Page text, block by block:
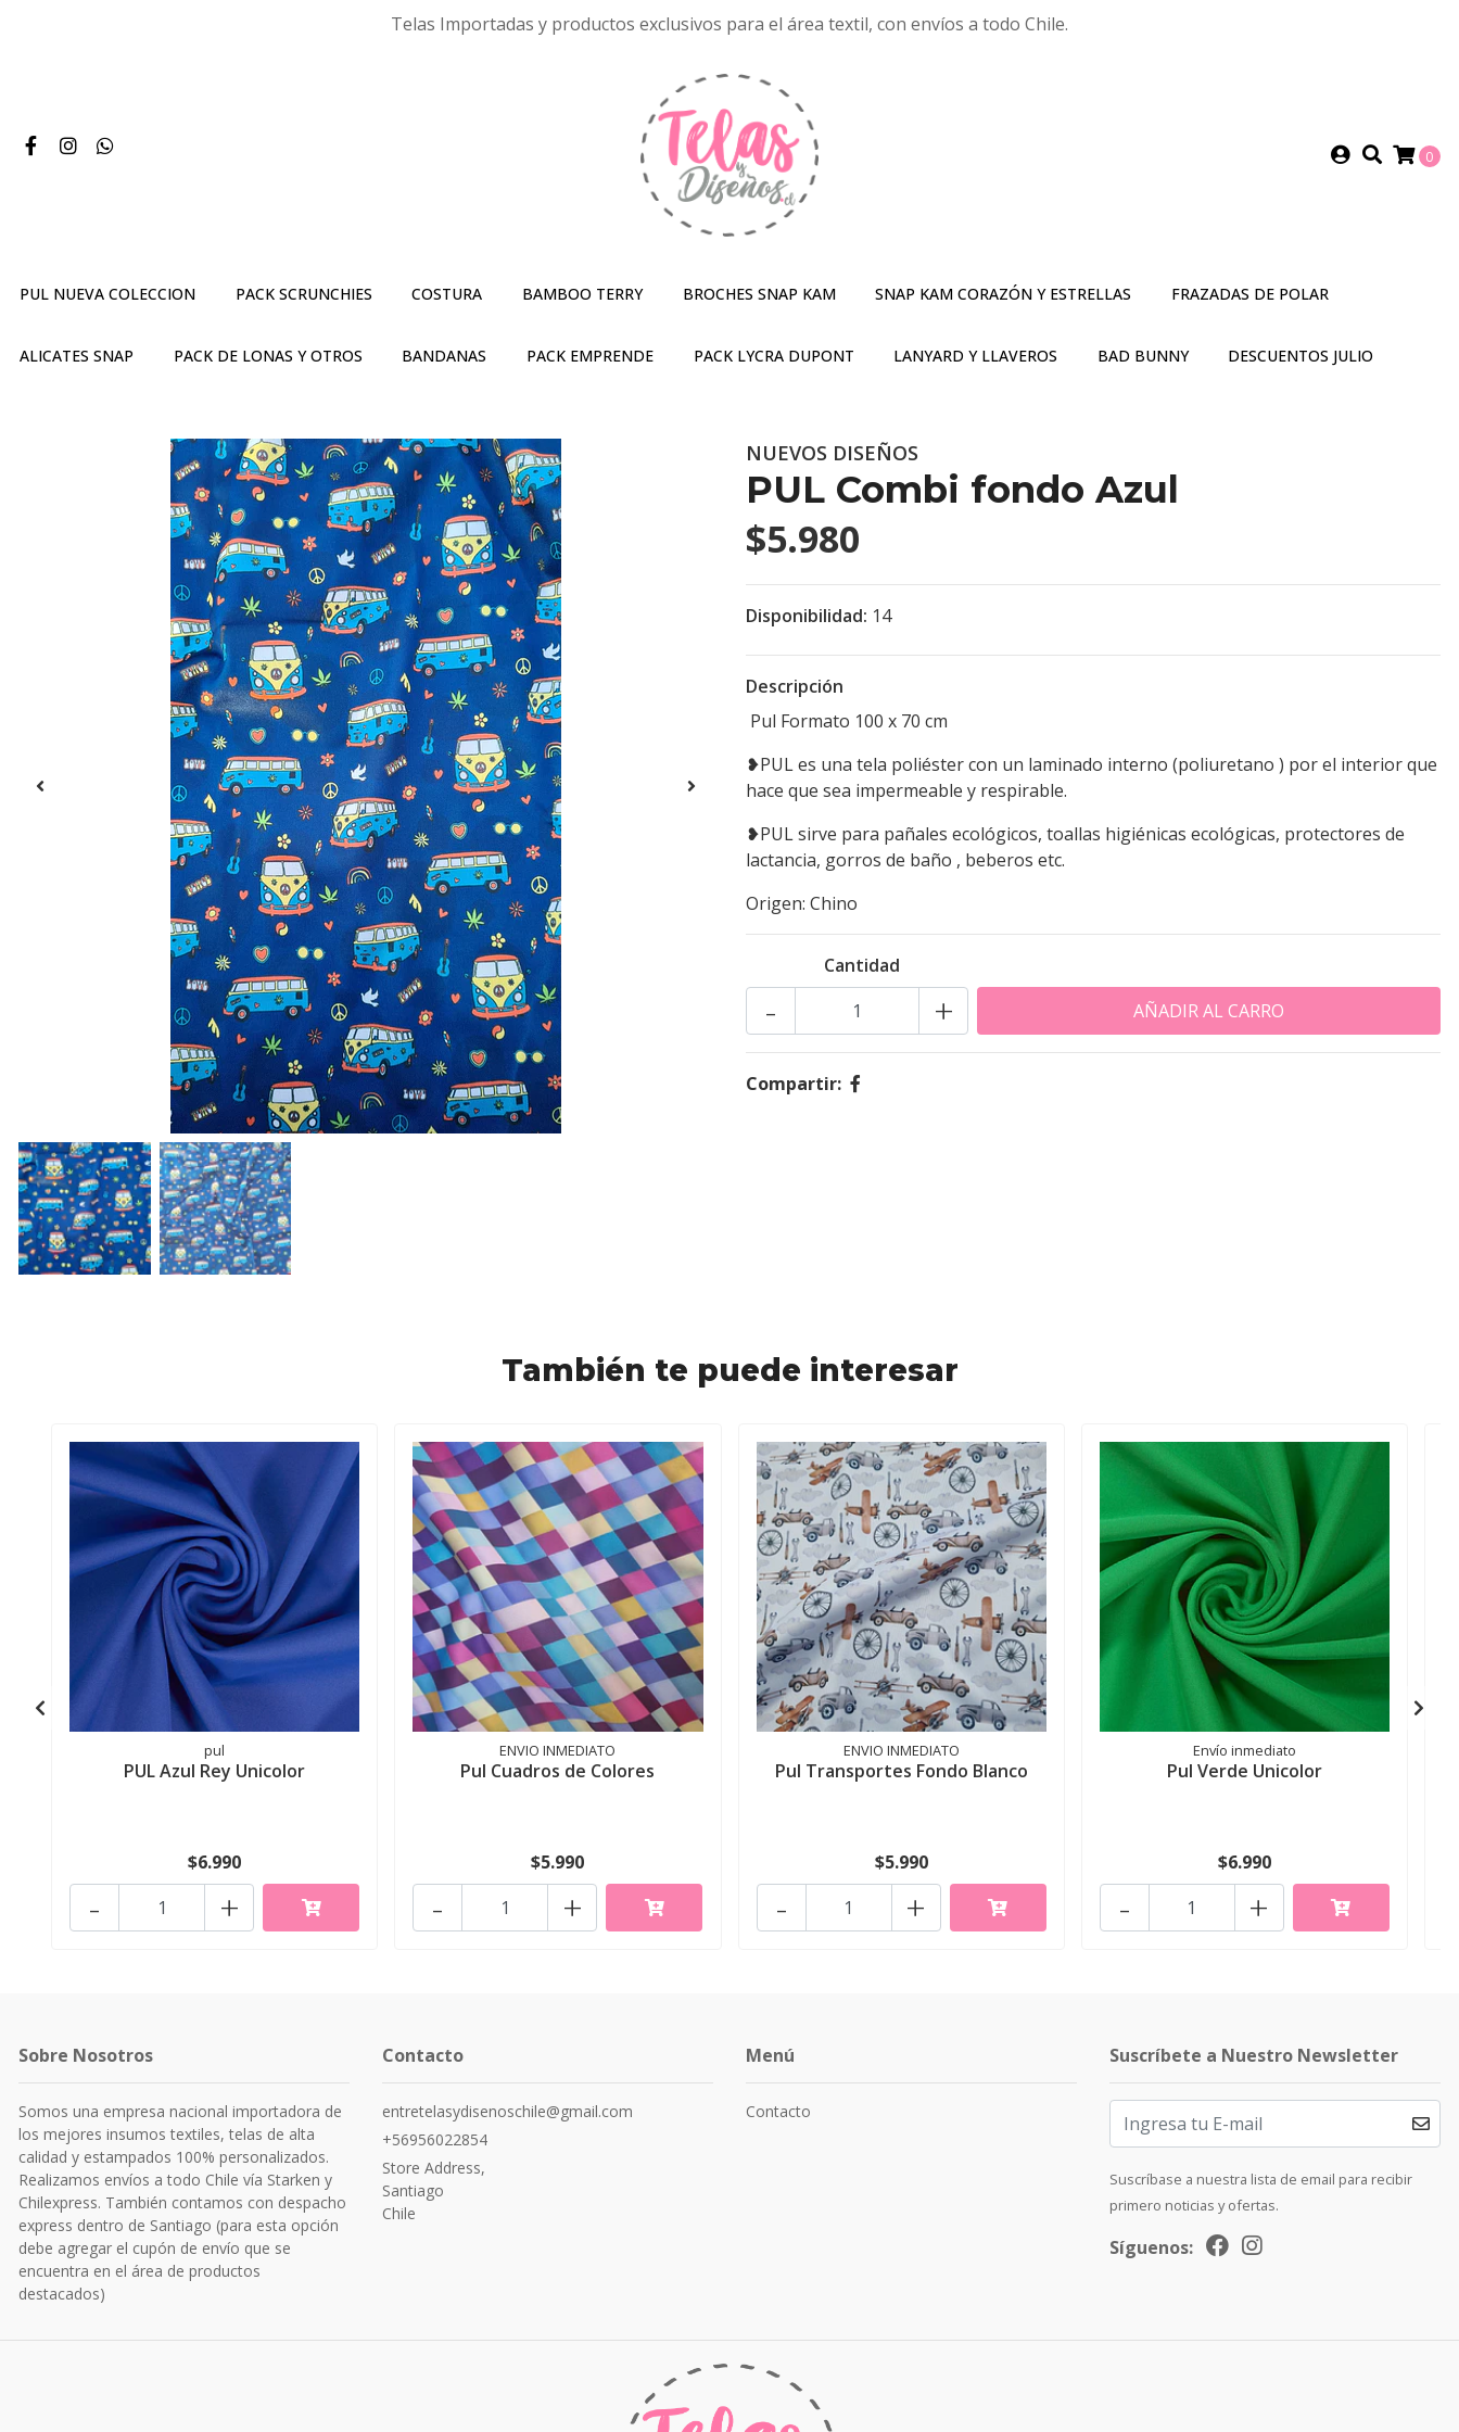
Telas Importadas y productos exclusivos para el área textil, con envíos a todo Chile.
0
PUL NUEVA COLECCION PACK SCRUNCHIES COSTURA BAMBOO TERRY BROCHES SNAP KAM SNAP KAM CORAZÓN Y ESTRELLAS FRAZADAS DE POLAR
ALICATES SNAP PACK DE LONAS Y OTROS BANDANAS PACK EMPRENDE PACK LYCRA DUPONT LANYARD Y LLAVEROS BAD BUNNY DESCUENTOS JULIO
NUEVOS DISEÑOS
PUL Combi fondo Azul
$5.980
Disponibilidad: 14
Descripción
Pul Formato 100 x 70 cm
❥PUL es una tela poliéster con un laminado interno (poliuretano ) por el interior que
hace que sea impermeable y respirable.
❥PUL sirve para pañales ecológicos, toallas higiénicas ecológicas, protectores de
lactancia, gorros de baño , beberos etc.
Origen: Chino
Cantidad
+
-
Compartir:
También te puede interesar
pul
PUL Azul Rey Unicolor
$6.990
+
-
ENVIO INMEDIATO
Pul Cuadros de Colores
$5.990
+
-
ENVIO INMEDIATO
Pul Transportes Fondo Blanco
$5.990
+
-
Envío inmediato
Pul Verde Unicolor
$6.990
+
-
Sobre Nosotros
Somos una empresa nacional importadora de
los mejores insumos textiles, telas de alta
calidad y estampados 100% personalizados.
Realizamos envíos a todo Chile vía Starken y
Chilexpress. También contamos con despacho
express dentro de Santiago (para esta opción
debe agregar el cupón de envío que se
encuentra en el área de productos
destacados)
Contacto
entretelasydisenoschile@gmail.com
+56956022854
Store Address,
Santiago
Chile
Menú
Contacto
Suscríbete a Nuestro Newsletter
Suscríbase a nuestra lista de email para recibir
primero noticias y ofertas.
Síguenos: